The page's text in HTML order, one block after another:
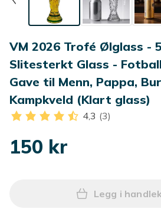
VM 2026 Trofé Ølglass -
Slitesterkt Glass -
Gave til Menn, Pappa,
Kampkveld (Klart glass)
4,3 (3)
150 kr
Legg
Legg i